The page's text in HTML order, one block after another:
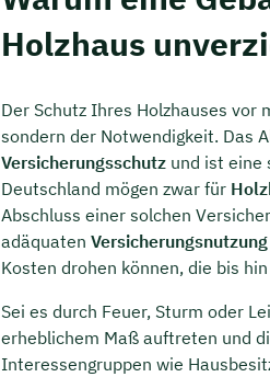
Holzhaus
Der Schutz Ihres Holzhauses vor
sondern der Notwendigkeit. Das
Versicherungsschutz und ist eine
Deutschland mögen zwar für
Abschluss einer solchen
adäquaten Versicherungsnutzung
Kosten drohen können, die bis
Sei es durch Feuer, Sturm oder
erheblichem Maß auftreten und
Interessengruppen wie